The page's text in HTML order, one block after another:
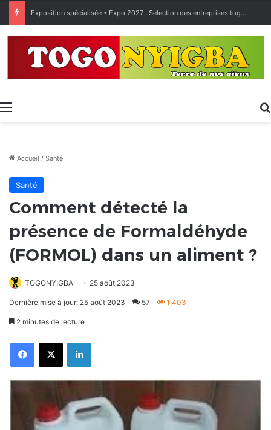
Exposition spécialisée • Expo 2027 : Sélection des entreprises togolaises pour la « Journée économique »
Menu
Accueil / Santé
Santé
Comment détecté la
présence de Formaldéhyde
(FORMOL) dans un aliment ?
TOGONYIGBA 25 août 2023
Dernière mise à jour: 25 août 2023 57 1 403
2 minutes de lecture
FacebookX Linkedin